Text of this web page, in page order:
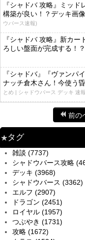
『シャドバ 攻略』ミッ
構築が良い！？デッキ画
ウバース速報)
『シャドバ 攻略』新カ
ろしい盤面が完成する！
『シャドバ』『ヴァンパ
ナッチ倉木さん！今使う
とめ | シャドウバース デッキ 速
前の
タグ
雑談 (7737)
シャドウバース攻略
デッキ (3968)
シャドウバース (3362)
エルフ (2907)
ドラゴン (2451)
ロイヤル (1957)
つぶやき (1731)
攻略 (1672)